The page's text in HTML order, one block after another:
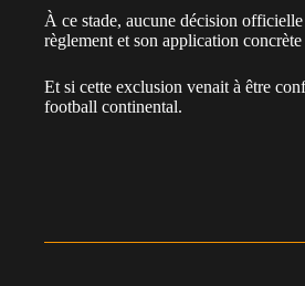
À ce stade, aucune décision
règlement et son application
Et si cette exclusion venait à être
football continental.